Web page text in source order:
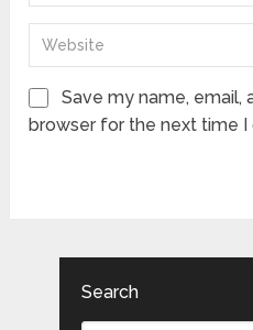
Save my name, email,
browser for the next time
Search